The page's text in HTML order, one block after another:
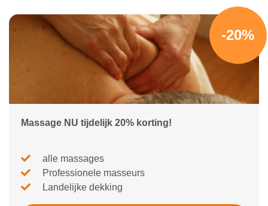
-20%
Massage NU tijdelijk 20% korting!
alle massages
Professionele masseurs
Landelijke dekking